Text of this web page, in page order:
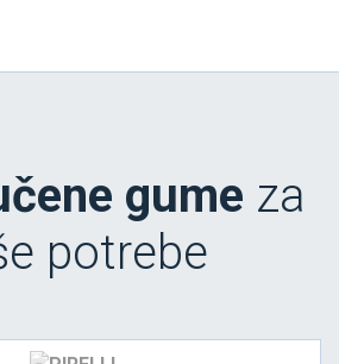
gume za
potrebe